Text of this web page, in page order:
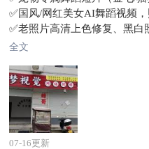
✅国风/网红美女AI舞蹈视频
✅老照片高清上色修复、黑白
✅歌曲无损人声/伴奏分离、短
有需要直接私信发图询价，同
想学剪辑的朋友可以到店学习
另外招聘一名才艺或者卖服装
全文
07-16更新